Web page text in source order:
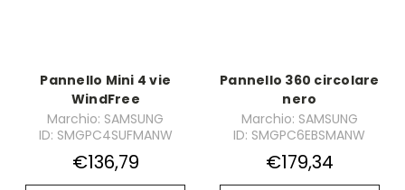
Pannello Mini 4 vie
WindFree
Marchio: SAMSUNG
ID: SMGPC4SUFMANW
€136,79
Pannello 360 circolare
nero
Marchio: SAMSUNG
ID: SMGPC6EBSMANW
€179,34